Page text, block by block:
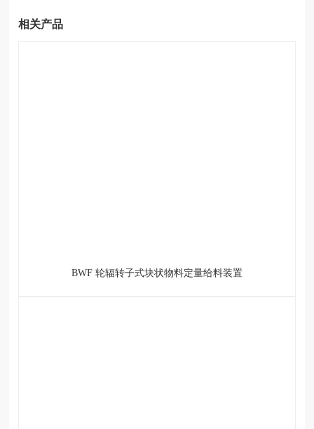
相关产品
BWF 轮辐转子式块状物料定量给料装置